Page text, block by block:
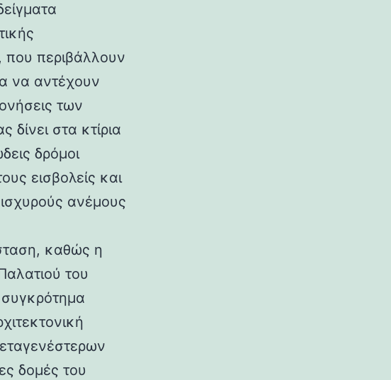
που περιβάλλουν
να αντέχουν
των
στα κτίρια
δρόμοι
εισβολείς και
ανέμους
καθώς η
του
δομές του